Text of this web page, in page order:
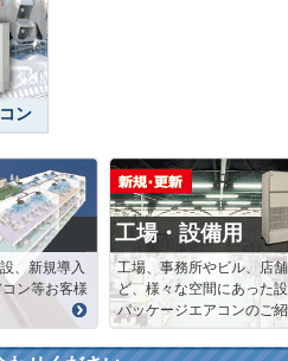
ン
、新規導入
ン等お客様
工場・設備用
工場、事務所やビル、店
ど、様々な空間にあった
パッケージエアコンのご